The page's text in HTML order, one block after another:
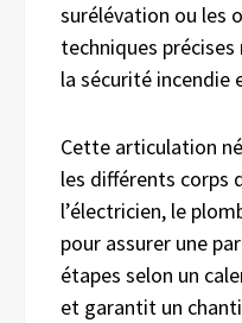
surélévation ou les
techniques
la sécurité incendie
Cette articulation
les différents corps
l’électricien, le
pour assurer une
étapes selon un
et garantit un